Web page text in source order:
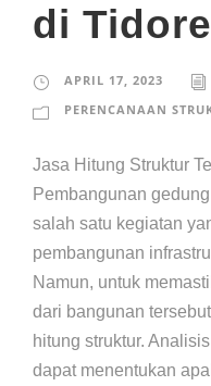
di
APRIL 17, 2023
PERENCANAAN
Jasa Hitung Struktur
Pembangunan
salah satu kegiatan
pembangunan
Namun, untuk
dari bangunan
hitung struktur.
dapat menentukan